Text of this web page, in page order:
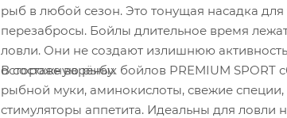
рыб в любой сезон. Это тонущая насадка
перезабросы. Бойлы длительное время
ловли. Они не создают излишнюю
осторожную рыбу.
В составе варёных бойлов PREMIUM SPORT
рыбной муки, аминокислоты, свежие
стимуляторы аппетита. Идеальны для ловли